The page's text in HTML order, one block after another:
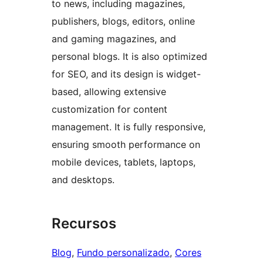
to news, including magazines,
publishers, blogs, editors, online
and gaming magazines, and
personal blogs. It is also optimized
for SEO, and its design is widget-
based, allowing extensive
customization for content
management. It is fully responsive,
ensuring smooth performance on
mobile devices, tablets, laptops,
and desktops.
Recursos
Blog, Fundo personalizado, Cores